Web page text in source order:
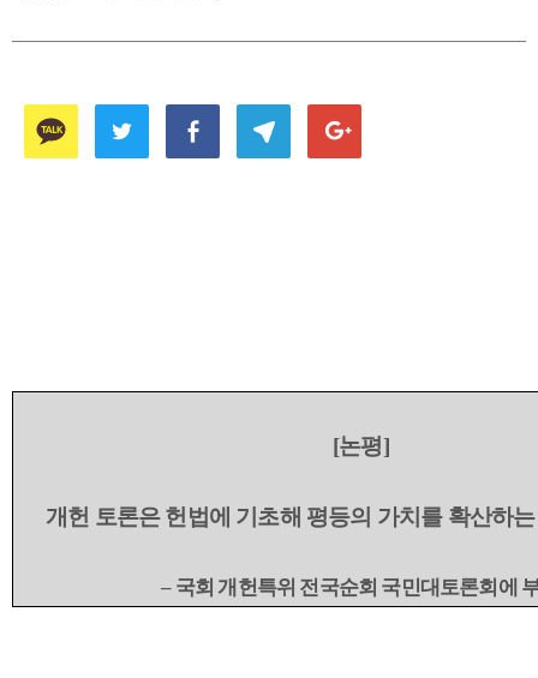
[논평]
개헌 토론은 헌법에 기초해 평등의 가치를 확산하
– 국회 개헌특위 전국순회 국민대토론회에